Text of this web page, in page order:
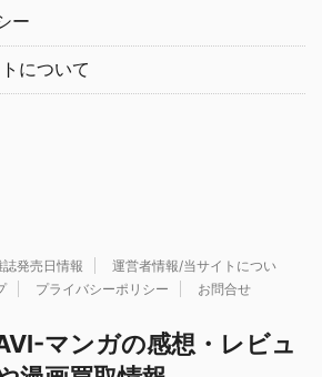
ー
について
誌発売日情報
運営者情報/当サイトについ
プライバシーポリシー お問合せ
マンガの感想・レビュ